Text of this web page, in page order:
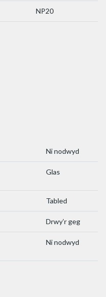
NP20
Ni nodwyd
Glas
Tabled
Drwy’r geg
Ni nodwyd